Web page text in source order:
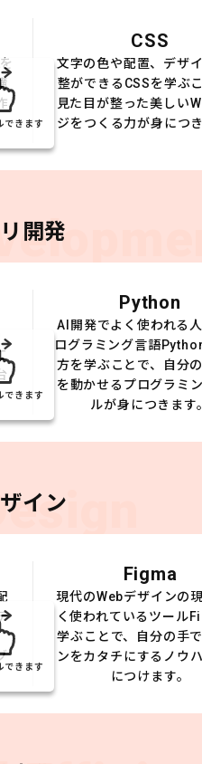
CSS
文字の色や配置、デザ
整ができるCSSを学ぶ
見た目が整った美しい
ジをつくる力が身につ
できます
開発
Python
AI開発でよく使われる
ログラミング言語
方を学ぶことで、自分
を動かせるプログラミ
ルが身につきます
できます
イン
Figma
現代のWebデザインの
く使われているツール
学ぶことで、自分の手
ンをカタチにするノウ
につけます。
できます